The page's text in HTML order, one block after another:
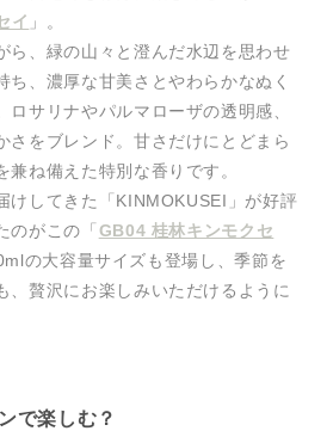
イ 」。
ら、緑の山々と澄んだ水辺を思わせ
ち、濃厚な甘美さとやわらかなぬく
ロサリナやパルマローザの透明感、
さをブレンド。甘さだけにとどまら
ね備えた特別な香りです。
けしてきた「KINMOKUSEI」が好評
のがこの「 GB04 桂林キンモクセ
の大容量サイズも登場し、季節を
、贅沢にお楽しみいただけるように
で楽しむ？